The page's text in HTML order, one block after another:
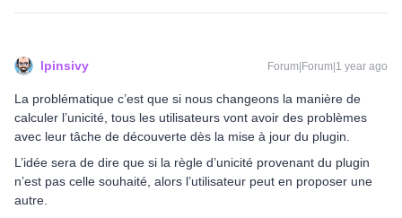
lpinsivy Forum|Forum|1 year ago
La problématique c’est que si nous changeons la manière de
calculer l’unicité, tous les utilisateurs vont avoir des problèmes
avec leur tâche de découverte dès la mise à jour du plugin.
L’idée sera de dire que si la règle d’unicité provenant du plugin
n’est pas celle souhaité, alors l’utilisateur peut en proposer une
autre.